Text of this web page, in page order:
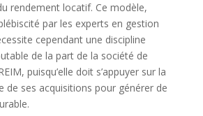
rendement locatif. Ce modèle,
par les experts en gestion
cependant une discipline
de la part de la société de
puisqu’elle doit s’appuyer sur la
de ses acquisitions pour générer de